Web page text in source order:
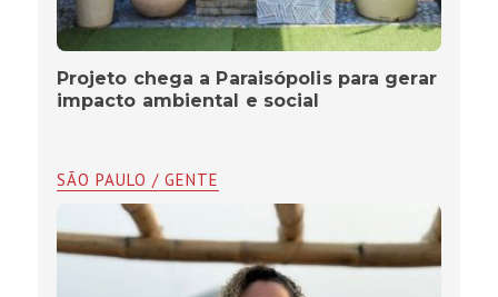
Projeto chega a Paraisópolis para gerar
impacto ambiental e social
SÃO PAULO / GENTE